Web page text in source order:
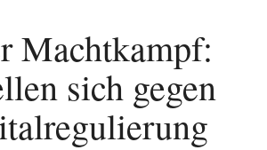
Machtkampf:
sich gegen